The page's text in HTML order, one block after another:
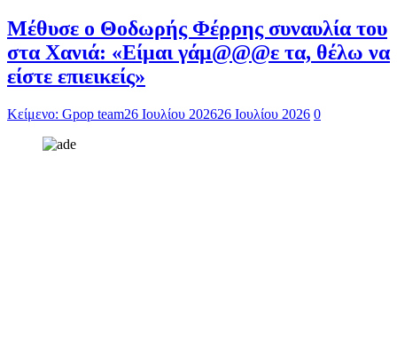
Μέθυσε ο Θοδωρής Φέρρης συναυλία του
στα Χανιά: «Είμαι γάμ@@@ε τα, θέλω να
είστε επιεικείς»
Κείμενο: Gpop team26 Ιουλίου 202626 Ιουλίου 2026 0